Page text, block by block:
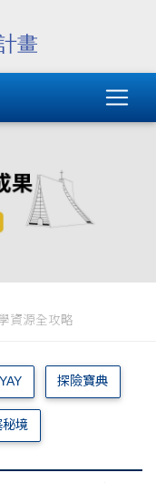
資源全攻略
探險寶典
境